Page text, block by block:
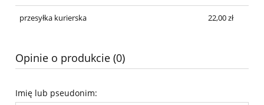
przesyłka kurierska 22,00 zł
Opinie o produkcie (0)
Imię lub pseudonim: